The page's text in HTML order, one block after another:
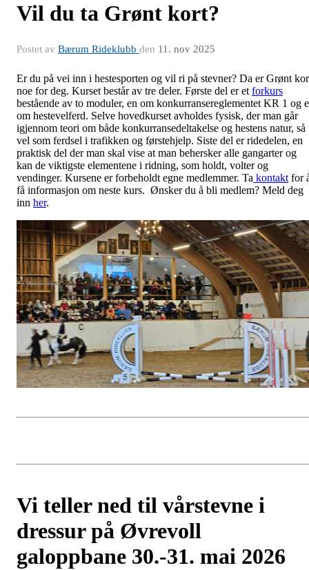
Vil du ta Grønt kort?
Postet av Bærum Rideklubb den 11. nov 2025
Er du på vei inn i hestesporten og vil ri på stevner? Da er Grønt
noe for deg. Kurset består av tre deler. Første del er et forkurs
bestående av to moduler, en om konkurransereglementet KR 1 og
om hestevelferd. Selve hovedkurset avholdes fysisk, der man går
igjennom teori om både konkurransedeltakelse og hestens natur, så
vel som ferdsel i trafikken og førstehjelp. Siste del er ridedelen, en
praktisk del der man skal vise at man behersker alle gangarter og
kan de viktigste elementene i ridning, som holdt, volter og
vendinger. Kursene er forbeholdt egne medlemmer. Ta kontakt for
få informasjon om neste kurs. Ønsker du å bli medlem? Meld deg
inn her.
Vi teller ned til vårstevne i
dressur på Øvrevoll
galoppbane 30.-31. mai 2026